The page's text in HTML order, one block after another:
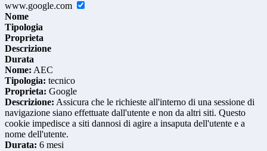
www.google.com
Nome
Tipologia
Proprieta
Descrizione
Durata
Nome: AEC
Tipologia: tecnico
Proprieta: Google
Descrizione: Assicura che le richieste all'interno di una sessione di
navigazione siano effettuate dall'utente e non da altri siti. Questo
cookie impedisce a siti dannosi di agire a insaputa dell'utente e a
nome dell'utente.
Durata: 6 mesi